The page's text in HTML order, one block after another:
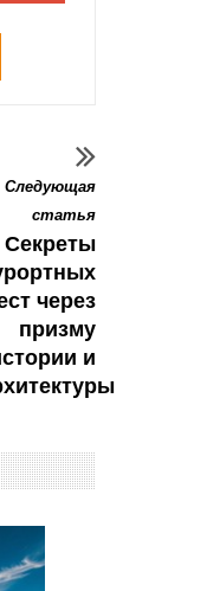
Следующая
статья
Секреты
через
призму
и